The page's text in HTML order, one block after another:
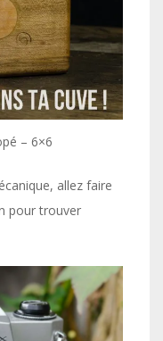
– 6×6
allez faire
pour trouver